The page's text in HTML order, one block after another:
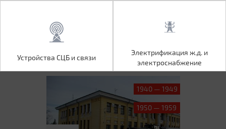
Электрификация ж.д. и
электроснабжение
Устройства СЦБ и связи
Электрификация ж.д. и
электроснабжение
1940 — 1949
1950 — 1959